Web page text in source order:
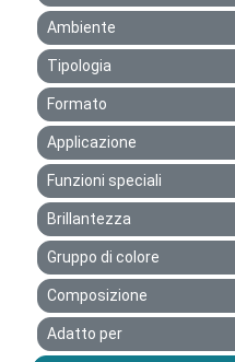
Ambiente
Tipologia
Formato
Applicazione
Funzioni speciali
Brillantezza
Gruppo di colore
Composizione
Adatto per